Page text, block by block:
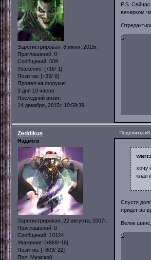
Зарегистрирован: 8 июня, 2015г.
Приглашений: 0
Сообщений: 509
Уважение: [+16/-1]
Позитив: [+33/-0]
Провел на форуме:
3 дня 10 часов
Последний визит:
14 декабря, 2015г. 10:59:39
P.S.
вечерком
0
Поделиться8
Zeddikus
Надмозг
Зарегистрирован: 22 августа, 2007г.
Приглашений: 0
Сообщений: 10124
Уважение: [+869/-16]
Позитив: [+803/-22]
Пол: Мужской
хочу
клан
Спустя
придет во
Велик
0